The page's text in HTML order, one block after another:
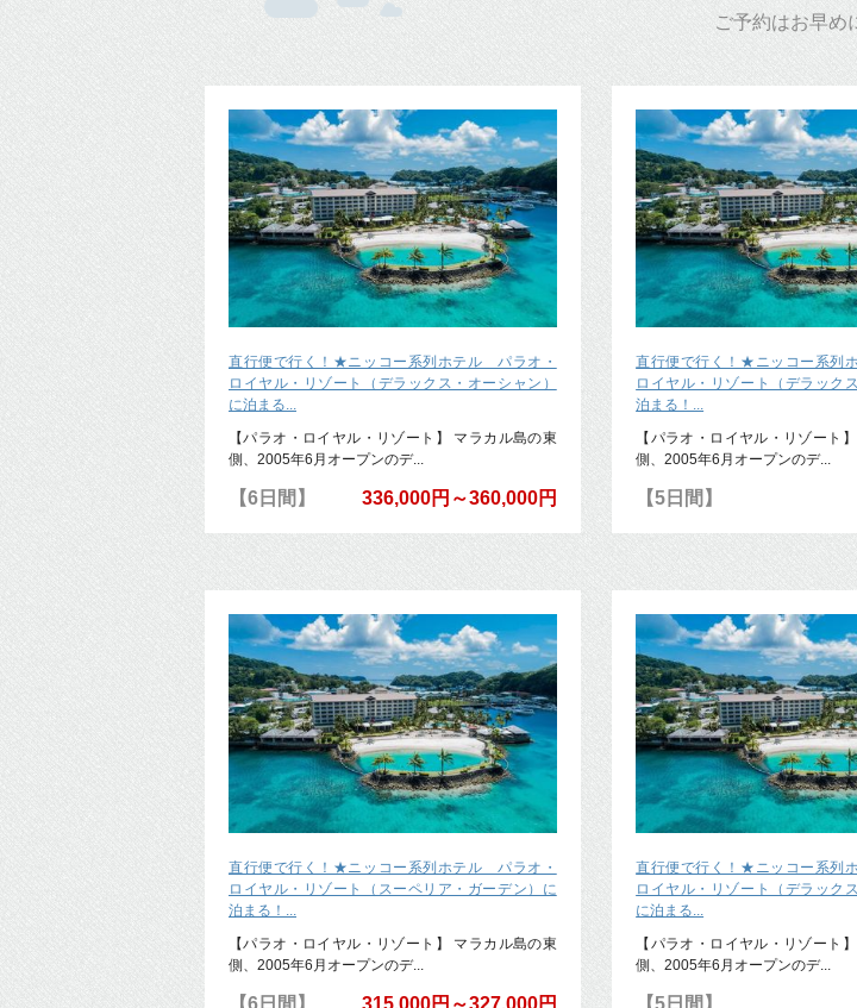
ご予約はお早め
直行便で行く！★ニッコー系列ホテル パラオ・
ロイヤル・リゾート（デラックス・オーシャン）
に泊まる...
【パラオ・ロイヤル・リゾート】 マラカル島の東
側、2005年6月オープンのデ...
【6日間】 336,000円～360,000円
直行便で行く！★ニッコー系列
ロイヤル・リゾート（デラック
泊まる！...
【パラオ・ロイヤル・リゾート
側、2005年6月オープンのデ...
【5日間】
直行便で行く！★ニッコー系列ホテル パラオ・
ロイヤル・リゾート（スーペリア・ガーデン）に
泊まる！...
【パラオ・ロイヤル・リゾート】 マラカル島の東
側、2005年6月オープンのデ...
直行便で行く！★ニッコー系列
ロイヤル・リゾート（デラック
に泊まる...
【パラオ・ロイヤル・リゾート
側、2005年6月オープンのデ...